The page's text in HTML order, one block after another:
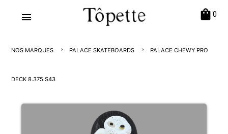
menu shopping_bag 0
NOS MARQUES PALACE SKATEBOARDS PALACE CHEWY PRO
DECK 8.375 S43